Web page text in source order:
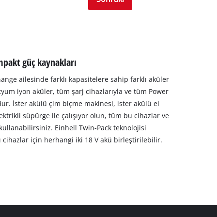
güç kaynakları
ailesinde farklı kapasitelere sahip farklı aküler
iyon aküler, tüm şarj cihazlarıyla ve tüm Power
İster akülü çim biçme makinesi, ister akülü el
süpürge ile çalışıyor olun, tüm bu cihazlar ve
Einhell Twin-Pack teknolojisi
cihazlar için herhangi iki 18 V akü birleştirilebilir.